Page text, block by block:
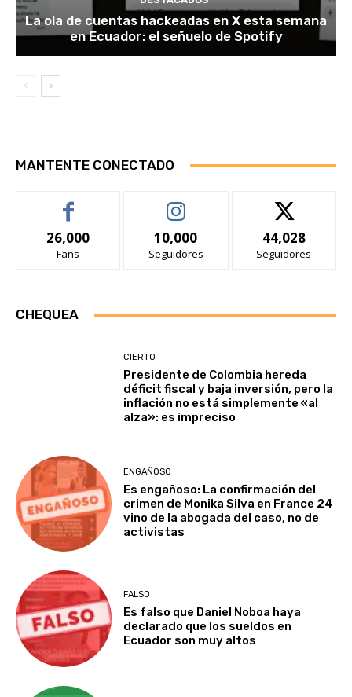
La ola de cuentas hackeadas en X esta semana
en Ecuador: el señuelo de Spotify
MANTENTE CONECTADO
26,000
Fans
10,000
Seguidores
44,028
Seguidores
CHEQUEA
CIERTO
Presidente de Colombia hereda
déficit fiscal y baja inversión, pero la
inflación no está simplemente «al
alza»: es impreciso
ENGAÑOSO
Es engañoso: La confirmación del
crimen de Monika Silva en France 24
vino de la abogada del caso, no de
activistas
FALSO
Es falso que Daniel Noboa haya
declarado que los sueldos en
Ecuador son muy altos